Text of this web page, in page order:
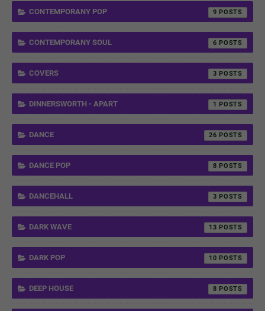
CONTEMPORANY POP 9
CONTEMPORANY SOUL 6
COVERS 3
DINNERSWORTH - APART 1
DANCE 26
DANCE POP 8
DANCEHALL 3
DARK WAVE 13
DARK POP 10
DEEP HOUSE 8